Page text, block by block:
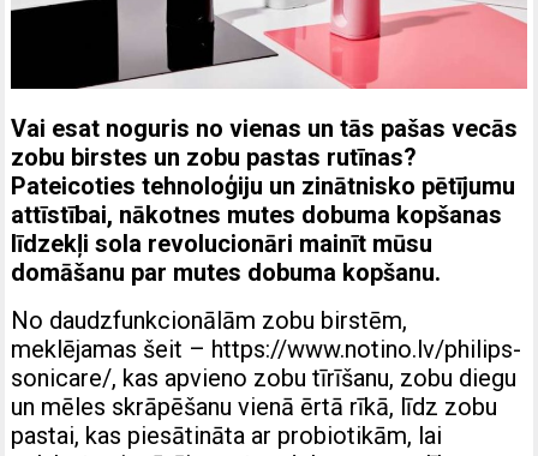
Vai esat noguris no vienas un tās pašas vecās
zobu birstes un zobu pastas rutīnas?
Pateicoties tehnoloģiju un zinātnisko pētījumu
attīstībai, nākotnes mutes dobuma kopšanas
līdzekļi sola revolucionāri mainīt mūsu
domāšanu par mutes dobuma kopšanu.
No daudzfunkcionālām zobu birstēm,
meklējamas šeit – https://www.notino.lv/philips-
sonicare/, kas apvieno zobu tīrīšanu, zobu diegu
un mēles skrāpēšanu vienā ērtā rīkā, līdz zobu
pastai, kas piesātināta ar probiotikām, lai